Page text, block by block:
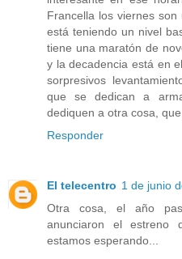
Francella los viernes
está teniendo un nivel
tiene una maratón de
y la decadencia está en
sorpresivos
que se dedican a
dediquen a otra cosa,
Responder
El telecentro 1 de junio
Otra cosa, el año
anunciaron el estreno
estamos esperando...